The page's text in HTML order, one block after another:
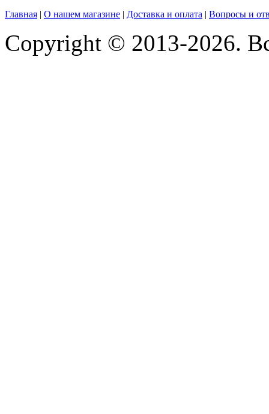
Главная | О нашем магазине | Доставка и оплата | Вопросы и
Copyright © 2013-2026.